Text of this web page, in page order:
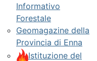
Informativo
Forestale
Geomagazine della
Provincia di Enna
Istituzione del